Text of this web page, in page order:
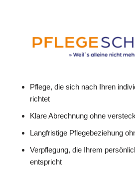
Pflege, die sich nach Ihren
richtet
Klare Abrechnung ohne
Langfristige Pflegebeziehung
Verpflegung, die Ihrem
entspricht